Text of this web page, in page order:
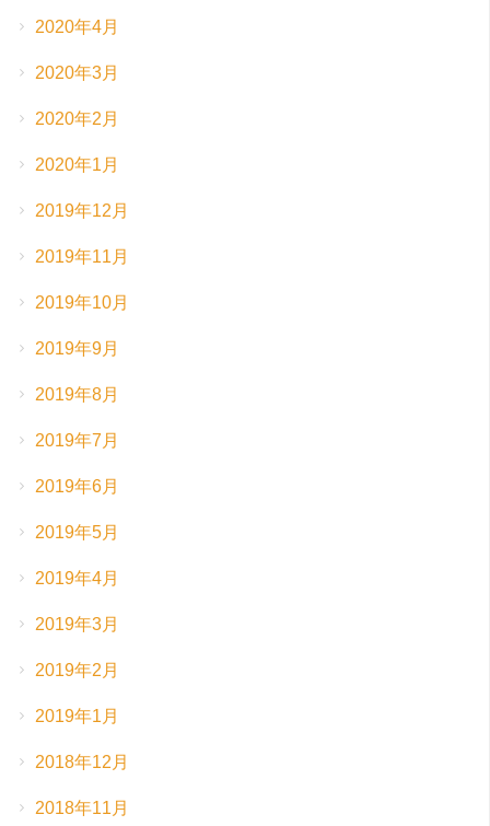
2020年4月
2020年3月
2020年2月
2020年1月
2019年12月
2019年11月
2019年10月
2019年9月
2019年8月
2019年7月
2019年6月
2019年5月
2019年4月
2019年3月
2019年2月
2019年1月
2018年12月
2018年11月